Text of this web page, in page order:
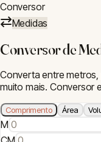
Conversor
⇄Medidas
Conversor de
Converta entre metros,
muito mais. Conversor
Comprimento Área
M